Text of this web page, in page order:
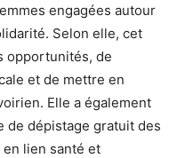
engagées autour
Selon elle, cet
opportunités, de
et de mettre en
Elle a également
de dépistage gratuit des
lien santé et